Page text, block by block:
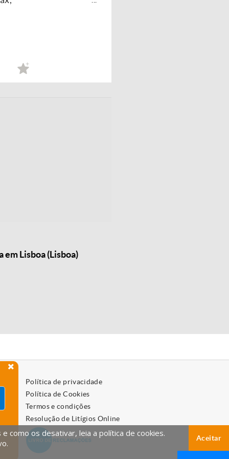
Lisboa (Lisboa)
Política de privacidade
Política de Cookies
Termos e condições
Resolução de Litígios Online
como os desativar, leia a política de cookies.
Aceitar